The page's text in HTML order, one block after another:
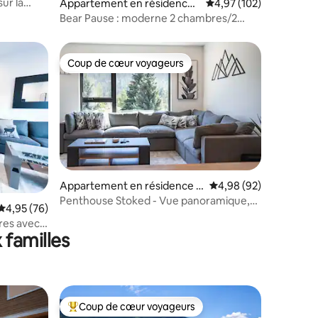
Appartement en résidence ⋅
Revelstoke
Évaluation moyenne
4,97 (102)
Bear Pause : moderne 2 chambres/2
: 5 sur 5
moyenne sur la base de 76 commentaires : 4,95 sur 5
4,95 (76)
avec
Coup de cœur voyageurs
Coup de cœur voyageurs
Appartement en résidence ⋅
Revelstoke
Évaluation moyenne
4,98 (92)
Penthouse Stoked - Vue panoramique,
familles
appréciés Coups de cœur voyageurs les plus appréciés
Coup de cœur voyageurs